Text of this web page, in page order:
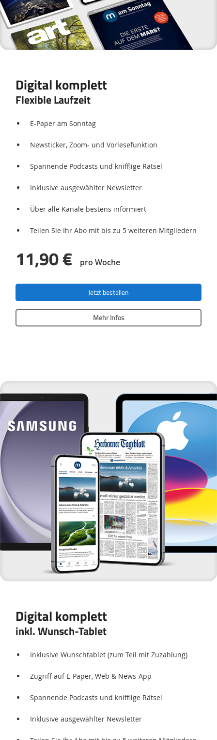
Digital komplett
Flexible Laufzeit
E-Paper am Sonntag
Newsticker, Zoom- und Vorlesefunktion
Spannende Podcasts und knifflige Rätsel
Inklusive ausgewählter Newsletter
Über alle Kanäle bestens informiert
Teilen Sie Ihr Abo mit bis zu 5 weiteren Mitgliedern
11,90 € pro Woche
Jetzt bestellen
Mehr Infos
Produkt
Digital komplett
inkl. Wunsch-Tablet
Inklusive Wunschtablet (zum Teil mit Zuzahlung)
Zugriff auf E-Paper, Web & News-App
Spannende Podcasts und knifflige Rätsel
Inklusive ausgewählter Newsletter